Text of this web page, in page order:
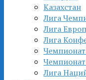
Казахстан
Лига
Лига
Лига
Лига